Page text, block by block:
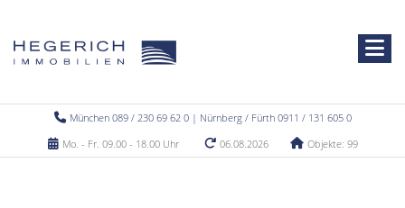
München 089 / 230 69 62 0 | Nürnberg / Fürth 0911 / 131 605 0
Mo. - Fr. 09.00 - 18.00 Uhr
06.08.2026 Objekte: 99